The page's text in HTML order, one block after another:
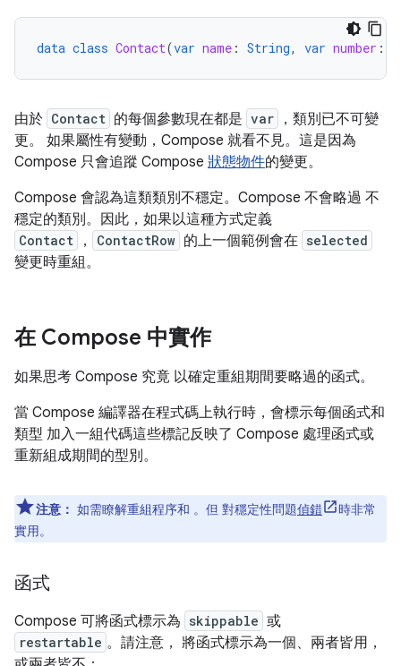
data class Contact(var name : String, var number :
由於 Contact 的每個參數現在都是 var
，類別已不可變
更。 如果屬性有變動，Compose 就看不見。這是因為
Compose 只會追蹤 Compose 狀態物件的變更。
Compose 會認為這類類別不穩定。Compose 不會略過 不
穩定的類別。因此，如果以這種方式定義
Contact ， ContactRow 的上一個範例會在 selected
變更時重組。
在 Compose 中實作
如果思考 Compose 究竟 以確定重組期間要略過的函式。
當 Compose 編譯器在程式碼上執行時，會標示每個函式和
類型 加入一組代碼這些標記反映了 Compose 處理函式或
重新組成期間的型別。
注意： 如需瞭解重組程序和 。但 對穩定性問題偵錯
時非常
實用。
函式
Compose 可將函式標示為 skippable 或
restartable 。請注意， 將函式標示為一個、兩者皆用，